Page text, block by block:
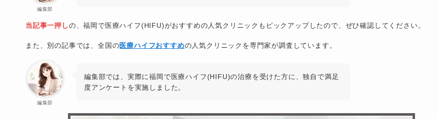
編集部
当記事一押しの、福岡で医療ハイフ(HIFU)がおすすめの人気クリニックもピックアップしたので、ぜひ確認してください。
また、別の記事では、全国の医療ハイフおすすめの人気クリニックを専門家が調査しています。
編集部
編集部では、実際に福岡で医療ハイフ(HIFU)の治療を受けた方に、独自で満足
度アンケートを実施しました。